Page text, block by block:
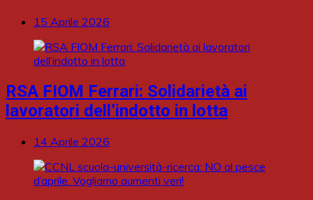
15 Aprile 2026
RSA FIOM Ferrari: Solidarietà ai
lavoratori dell’indotto in lotta
14 Aprile 2026